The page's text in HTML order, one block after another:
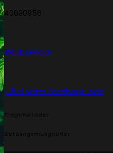
40690956
@subseed.dk
Gå til vores facebook-side